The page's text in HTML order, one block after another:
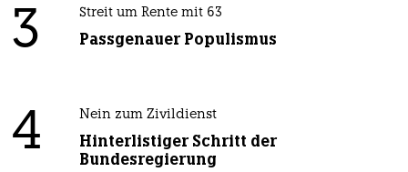
3 Streit um Rente mit 63
Passgenauer Populismus
4 Nein zum Zivildienst
Hinterlistiger Schritt der
Bundesregierung